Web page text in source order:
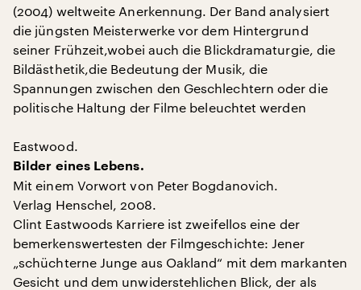
(2004) weltweite Anerkennung. Der Band analysiert
die jüngsten Meisterwerke vor dem Hintergrund
seiner Frühzeit,wobei auch die Blickdramaturgie, die
Bildästhetik,die Bedeutung der Musik, die
Spannungen zwischen den Geschlechtern oder die
politische Haltung der Filme beleuchtet werden
Eastwood.
Bilder eines Lebens.
Mit einem Vorwort von Peter Bogdanovich.
Verlag Henschel, 2008.
Clint Eastwoods Karriere ist zweifellos eine der
bemerkenswertesten der Filmgeschichte: Jener
„schüchterne Junge aus Oakland“ mit dem markanten
Gesicht und dem unwiderstehlichen Blick, der als